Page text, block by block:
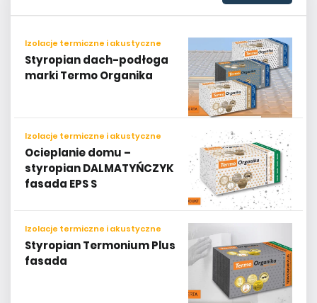
Izolacje termiczne i akustyczne
Styropian dach-podłoga
marki Termo Organika
Izolacje termiczne i akustyczne
Ocieplanie domu –
styropian DALMATYŃCZYK
fasada EPS S
Izolacje termiczne i akustyczne
Styropian Termonium Plus
fasada